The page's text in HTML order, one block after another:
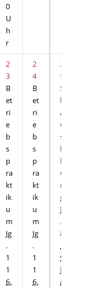
0
U
h
r
2
3
B
et
ri
e
b
s
p
ra
kt
ik
u
m
Jg
.
1
1
6.
2
4
B
et
ri
e
b
s
p
ra
kt
ik
u
m
Jg
.
1
1
6.
2
5
S
ki
A
u
s
bi
ld
u
n
g
Jg
.
8
1
9.
Ja
n